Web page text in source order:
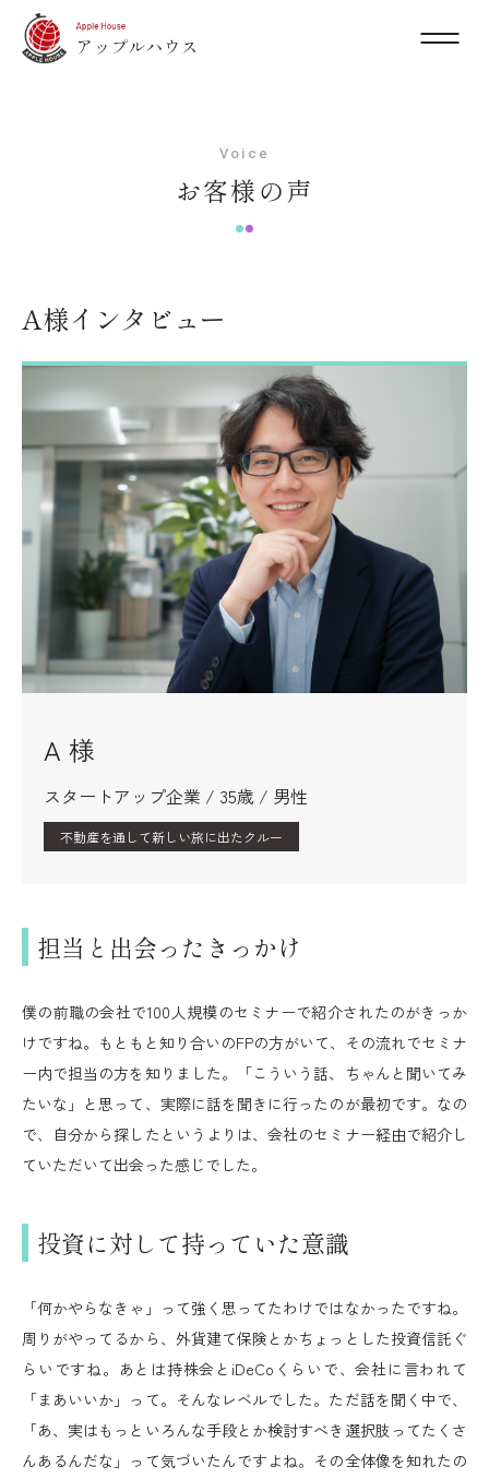
Voice
お客様の声
A様インタビュー
A 様
スタートアップ企業 / 35歳 / 男性
不動産を通して新しい旅に出たクルー
担当と出会ったきっかけ
僕の前職の会社で100人規模のセミナーで紹介されたのがきっか
けですね。もともと知り合いのFPの方がいて、その流れでセミナ
ー内で担当の方を知りました。「こういう話、ちゃんと聞いてみ
たいな」と思って、実際に話を聞きに行ったのが最初です。なの
で、自分から探したというよりは、会社のセミナー経由で紹介し
ていただいて出会った感じでした。
投資に対して持っていた意識
「何かやらなきゃ」って強く思ってたわけではなかったですね。
周りがやってるから、外貨建て保険とかちょっとした投資信託ぐ
らいですね。あとは持株会とiDeCoくらいで、会社に言われて
「まあいいか」って。そんなレベルでした。ただ話を聞く中で、
「あ、実はもっといろんな手段とか検討すべき選択肢ってたくさ
んあるんだな」って気づいたんですよね。その全体像を知れたの